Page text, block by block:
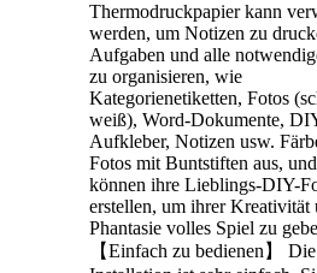
Thermodruckpapier kann
werden, um Notizen zu
Aufgaben und alle
zu organisieren, wie
Kategorienetiketten, Fotos
weiß), Word-Dokumente,
Aufkleber, Notizen usw.
Fotos mit Buntstiften aus,
können ihre Lieblings-DIY-
erstellen, um ihrer Kreativität
Phantasie volles Spiel zu
【Einfach zu bedienen】 Die